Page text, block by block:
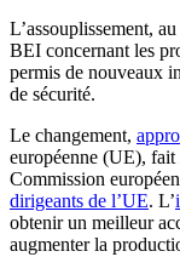
L’assouplissement,
BEI concernant les
permis de nouveaux
de sécurité.
Le changement,
européenne (UE), fait
Commission
dirigeants de l’UE. L’
obtenir un meilleur
augmenter la